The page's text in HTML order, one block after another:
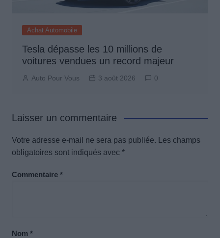
Achat Automobile
Tesla dépasse les 10 millions de
voitures vendues un record majeur
Auto Pour Vous 3 août 2026 0
Laisser un commentaire
Votre adresse e-mail ne sera pas publiée.
Les champs
obligatoires sont indiqués avec *
Commentaire *
Nom *